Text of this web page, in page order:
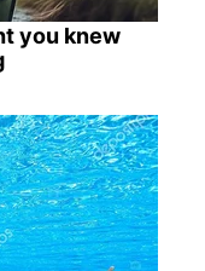
you knew